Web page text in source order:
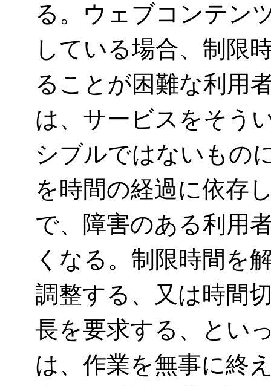
る。ウェブコンテン
している場合、制限
ることが困難な利用
は、サービスをそう
シブルではないもの
を時間の経過に依存
で、障害のある利用
くなる。制限時間を
調整する、又は時間
長を要求する、とい
は、作業を無事に終